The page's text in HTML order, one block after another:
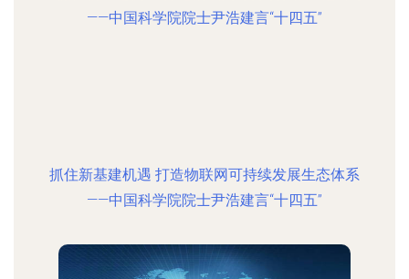
抓住新基建机遇 打造物联网可持续发展生态体系
——中国科学院院士尹浩建言“十四五”